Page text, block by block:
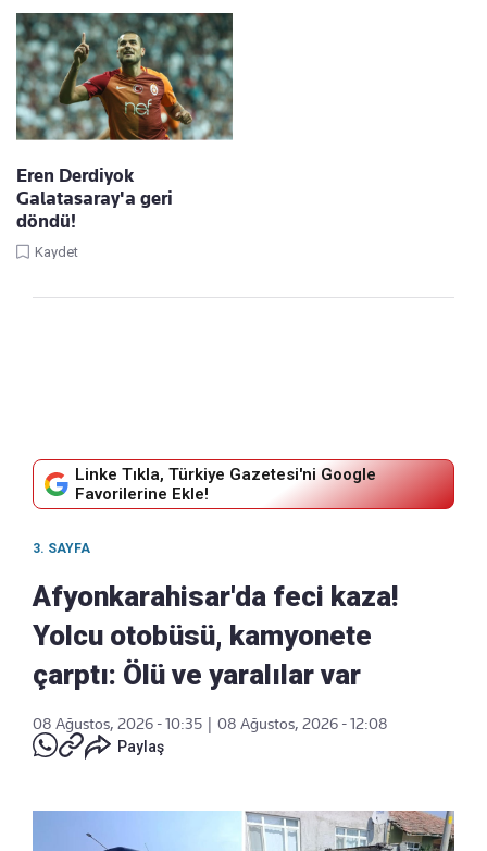
Eren Derdiyok
Galatasaray'a geri
döndü!
Kaydet
Linke Tıkla, Türkiye Gazetesi'ni Google
Favorilerine Ekle!
3. SAYFA
Afyonkarahisar'da feci kaza!
Yolcu otobüsü, kamyonete
çarptı: Ölü ve yaralılar var
08 Ağustos, 2026 - 10:35
08 Ağustos, 2026 - 12:08
Paylaş